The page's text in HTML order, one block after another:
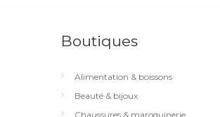
Boutiques
Alimentation & boissons
Beauté & bijoux
Chaussures & maroquinerie